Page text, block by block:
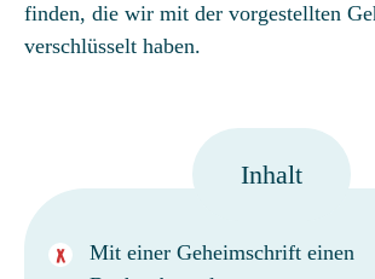
finden, die wir mit der vorgestellten
verschlüsselt haben.
Inhalt
Mit einer Geheimschrift einen